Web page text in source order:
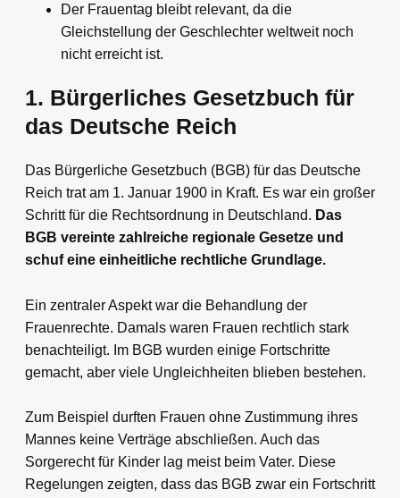
Der Frauentag bleibt relevant, da die
Gleichstellung der Geschlechter weltweit noch
nicht erreicht ist.
1. Bürgerliches Gesetzbuch für
das Deutsche Reich
Das Bürgerliche Gesetzbuch (BGB) für das Deutsche
Reich trat am 1. Januar 1900 in Kraft. Es war ein großer
Schritt für die Rechtsordnung in Deutschland. Das
BGB vereinte zahlreiche regionale Gesetze und
schuf eine einheitliche rechtliche Grundlage.
Ein zentraler Aspekt war die Behandlung der
Frauenrechte. Damals waren Frauen rechtlich stark
benachteiligt. Im BGB wurden einige Fortschritte
gemacht, aber viele Ungleichheiten blieben bestehen.
Zum Beispiel durften Frauen ohne Zustimmung ihres
Mannes keine Verträge abschließen. Auch das
Sorgerecht für Kinder lag meist beim Vater. Diese
Regelungen zeigten, dass das BGB zwar ein Fortschritt